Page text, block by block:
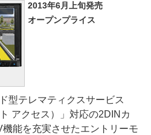
2013年6月上旬発売
オープンプライス
型テレマティクスサービス
アクセス）」対応の2DINカ
能を充実させたエントリーモ